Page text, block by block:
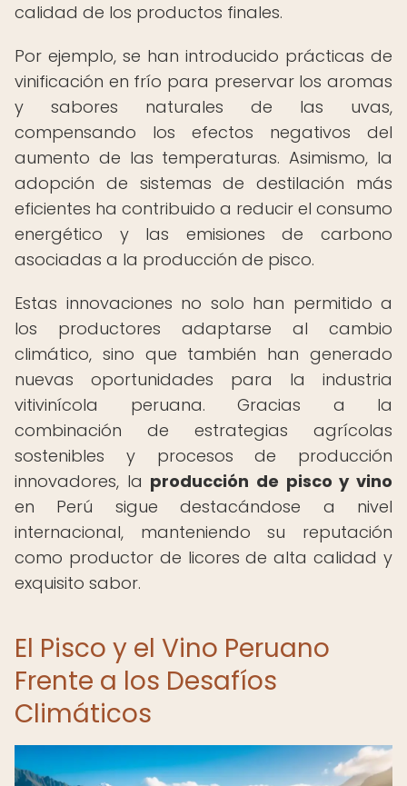
calidad de los productos finales.
Por ejemplo, se han introducido prácticas de
vinificación en frío para preservar los aromas
y sabores naturales de las uvas,
compensando los efectos negativos del
aumento de las temperaturas. Asimismo, la
adopción de sistemas de destilación más
eficientes ha contribuido a reducir el consumo
energético y las emisiones de carbono
asociadas a la producción de pisco.
Estas innovaciones no solo han permitido a
los productores adaptarse al cambio
climático, sino que también han generado
nuevas oportunidades para la industria
vitivinícola peruana. Gracias a la
combinación de estrategias agrícolas
sostenibles y procesos de producción
innovadores, la producción de pisco y vino
en Perú sigue destacándose a nivel
internacional, manteniendo su reputación
como productor de licores de alta calidad y
exquisito sabor.
El Pisco y el Vino Peruano
Frente a los Desafíos
Climáticos